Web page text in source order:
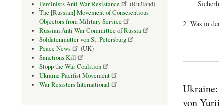
Was in
von
Feminists Anti-War Resistance
(Rußland)
The [Russian] Movement of Conscientious
Objectors from Military Service
Russian Anti War Committee of Russia
Soldatenmütter von St. Petersburg
Peace News
(UK)
Sanctions Kill
Stopp the War Coalition
Ukraine Pacifist Movement
War Resisters International